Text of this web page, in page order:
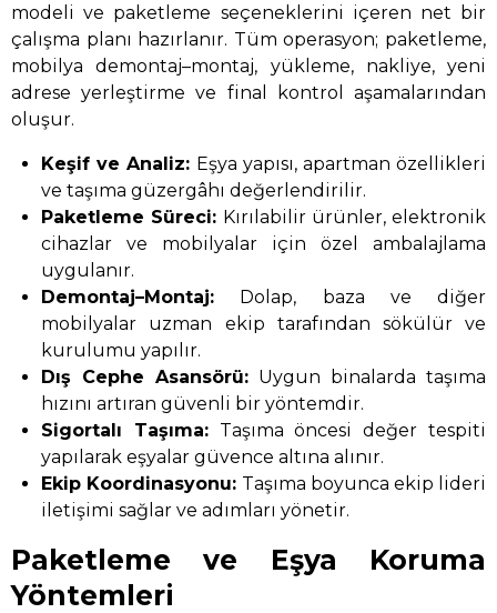
modeli ve paketleme seçeneklerini içeren net bir
çalışma planı hazırlanır. Tüm operasyon; paketleme,
mobilya demontaj–montaj, yükleme, nakliye, yeni
adrese yerleştirme ve final kontrol aşamalarından
oluşur.
Keşif ve Analiz: Eşya yapısı, apartman özellikleri
ve taşıma güzergâhı değerlendirilir.
Paketleme Süreci: Kırılabilir ürünler, elektronik
cihazlar ve mobilyalar için özel ambalajlama
uygulanır.
Demontaj–Montaj: Dolap, baza ve diğer
mobilyalar uzman ekip tarafından sökülür ve
kurulumu yapılır.
Dış Cephe Asansörü: Uygun binalarda taşıma
hızını artıran güvenli bir yöntemdir.
Sigortalı Taşıma:Taşıma öncesi değer tespiti
yapılarak eşyalar güvence altına alınır.
Ekip Koordinasyonu: Taşıma boyunca ekip lideri
iletişimi sağlar ve adımları yönetir.
Paketleme ve Eşya Koruma
Yöntemleri